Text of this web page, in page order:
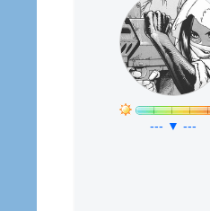
--- ▼ ---